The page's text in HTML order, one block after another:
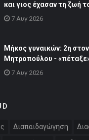
και γιος έχασαν τη ζωή
7 Αυγ 2026
Μήκος γυναικών: 2η
Μητροπούλου -
7 Αυγ 2026
Διαπαιδαγώγηση